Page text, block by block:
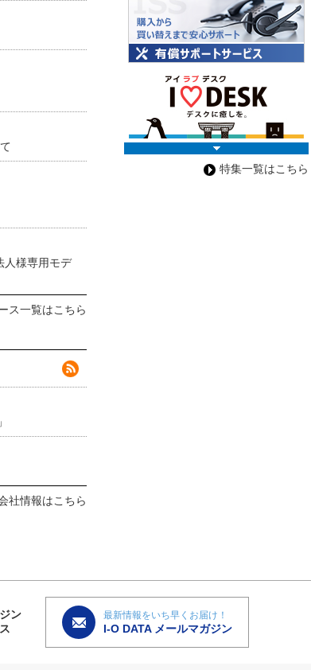
人様専用モデ
ス一覧はこちら
社情報はこちら
特集一覧はこちら
ン
最新情報をいち早くお届け！
I-O DATA メールマガジン